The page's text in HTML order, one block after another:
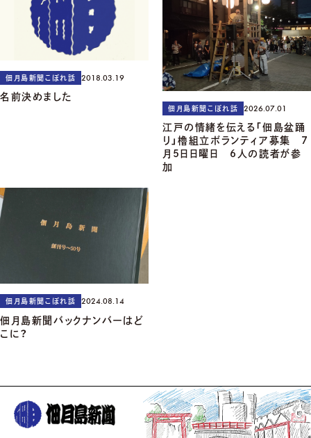
佃月島新聞こぼれ話 2018.03.19
名前決めました
佃月島新聞こぼれ話 2026.07.01
江戸の情緒を伝える「佃島盆踊
り」櫓組立ボランティア募集 7
月5日日曜日 6人の読者が参
加
佃月島新聞こぼれ話 2024.08.14
佃月島新聞バックナンバーはど
こに？